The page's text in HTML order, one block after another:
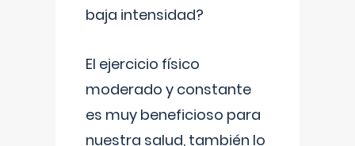
baja intensidad?
El ejercicio físico
moderado y constante
es muy beneficioso para
nuestra salud, también lo